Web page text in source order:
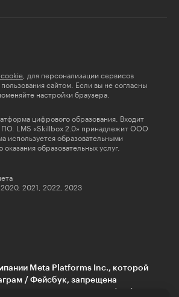
, для персонализации сервисов
сайтом. Если вы не согласны
настройки браузера.
цифрового образования. Входит
ПО. LMS «Skillbox 2.0» принадлежит ООО
используется образовательными
образовательных услуг.
2021, 2022, 2023
Meta Platforms Inc., которой
/ Фейсбук, запрещена